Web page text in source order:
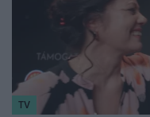
TV